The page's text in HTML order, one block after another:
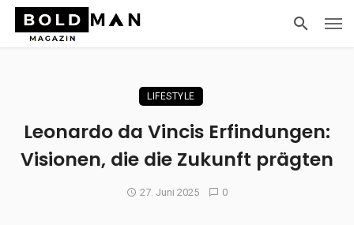
LIFESTYLE
Leonardo da Vincis Erfindungen:
Visionen, die die Zukunft prägten
27. Juni 2025 0